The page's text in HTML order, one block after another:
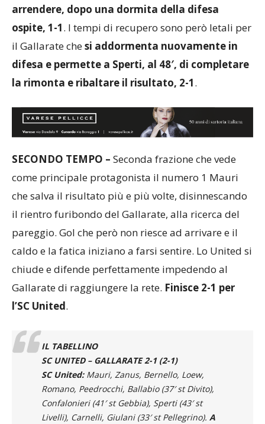
arrendere, dopo una dormita della difesa
ospite, 1-1. I tempi di recupero sono però letali per
il Gallarate chesi addormenta nuovamente in
difesa e permette a Sperti, al 48′, di completare
la rimonta e ribaltare il risultato, 2-1.
SECONDO TEMPO – Seconda frazione che vede
come principale protagonista il numero 1 Mauri
che salva il risultato più e più volte, disinnescando
il rientro furibondo del Gallarate, alla ricerca del
pareggio. Gol che però non riesce ad arrivare e il
caldo e la fatica iniziano a farsi sentire. Lo United si
chiude e difende perfettamente impedendo al
Gallarate di raggiungere la rete. Finisce 2-1 per
l’SC United.
IL TABELLINO
SC UNITED – GALLARATE 2-1 (2-1)
SC United:Mauri, Zanus, Bernello, Loew,
Romano, Peedrocchi, Ballabio (37′ st Divito),
Confalonieri (41′ st Gebbia), Sperti (43′ st
Livelli), Carnelli, Giulani (33′ st Pellegrino). A